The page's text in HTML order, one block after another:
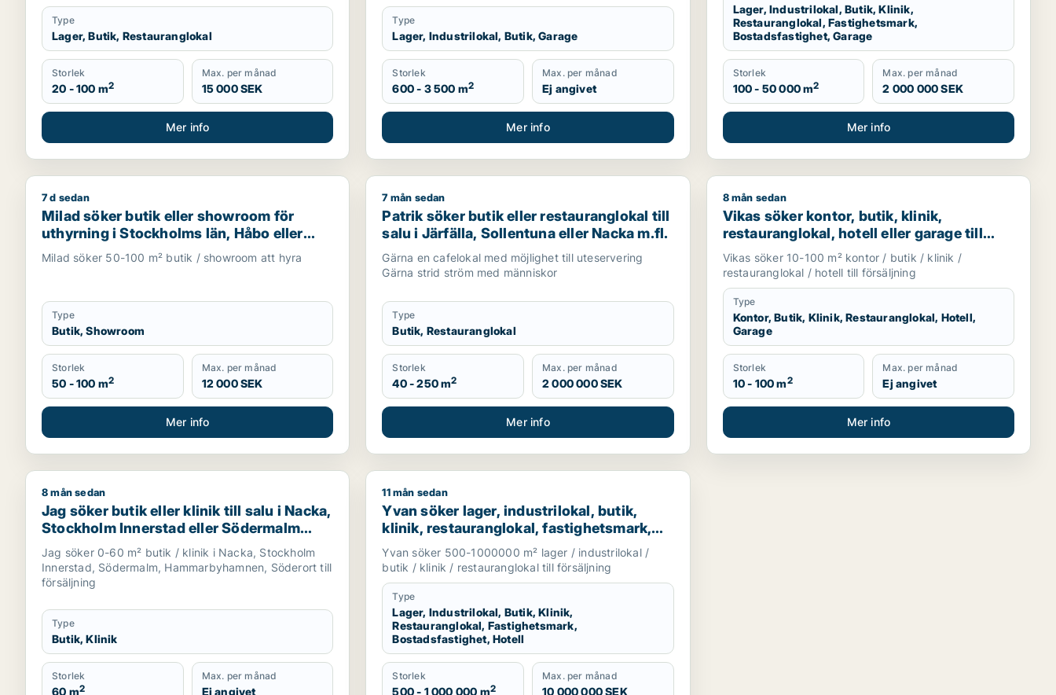
Type
Lager, Butik, Restauranglokal
Storlek
20 - 100 m2
Max. per månad
15 000 SEK
Mer info
Type
Lager, Industrilokal, Butik, Garage
Storlek
600 - 3 500 m2
Max. per månad
Ej angivet
Mer info
Lager, Industrilokal, Butik, Klinik,
Restauranglokal, Fastighetsmark,
Bostadsfastighet, Garage
Storlek
100 - 50 000 m2
Max. per månad
2 000 000 SEK
Mer info
Milad söker butik eller showroom för uthyrning i Stockholms län, Håbo eller Knivsta
7 d sedan
Milad söker butik eller showroom för
uthyrning i Stockholms län, Håbo eller
Knivsta
Milad söker 50-100 m² butik / showroom att hyra
Type
Butik, Showroom
Storlek
50 - 100 m2
Max. per månad
12 000 SEK
Mer info
Patrik söker butik eller restauranglokal till salu i Järfälla, Sollentuna eller Nacka m.fl.
7 mån sedan
Patrik söker butik eller restauranglokal till
salu i Järfälla, Sollentuna eller Nacka m.fl.
Gärna en cafelokal med möjlighet till uteservering
Gärna strid ström med människor
Type
Butik, Restauranglokal
Storlek
40 - 250 m2
Max. per månad
2 000 000 SEK
Mer info
Vikas söker kontor, butik, klinik, restauranglokal,
8 mån sedan
Vikas söker kontor, butik, klinik,
restauranglokal, hotell eller garage till
salu i Upplands Väsby, Vallentuna eller
Österåker m.fl.
Vikas söker 10-100 m² kontor / butik / klinik /
restauranglokal / hotell till försäljning
Type
Kontor, Butik, Klinik, Restauranglokal, Hotell,
Garage
Storlek
10 - 100 m2
Max. per månad
Ej angivet
Mer info
Jag söker butik eller klinik till salu i Nacka, Stockholm Innerstad eller Södermalm m.fl.
8 mån sedan
Jag söker butik eller klinik till salu i Nacka,
Stockholm Innerstad eller Södermalm
m.fl.
Jag söker 0-60 m² butik / klinik i Nacka, Stockholm
Innerstad, Södermalm, Hammarbyhamnen, Söderort till
försäljning
Type
Butik, Klinik
Storlek
60 m2
Max. per månad
Ej angivet
Yvan söker lager, industrilokal, butik, klinik, restauranglokal, fastighetsmark, bostadsfastighet eller hotell till
11 mån sedan
Yvan söker lager, industrilokal, butik,
klinik, restauranglokal, fastighetsmark,
bostadsfastighet eller hotell till salu i
Stockholm
Yvan söker 500-1000000 m² lager / industrilokal /
butik / klinik / restauranglokal till försäljning
Type
Lager, Industrilokal, Butik, Klinik,
Restauranglokal, Fastighetsmark,
Bostadsfastighet, Hotell
Storlek
500 - 1 000 000 m2
Max. per månad
10 000 000 SEK